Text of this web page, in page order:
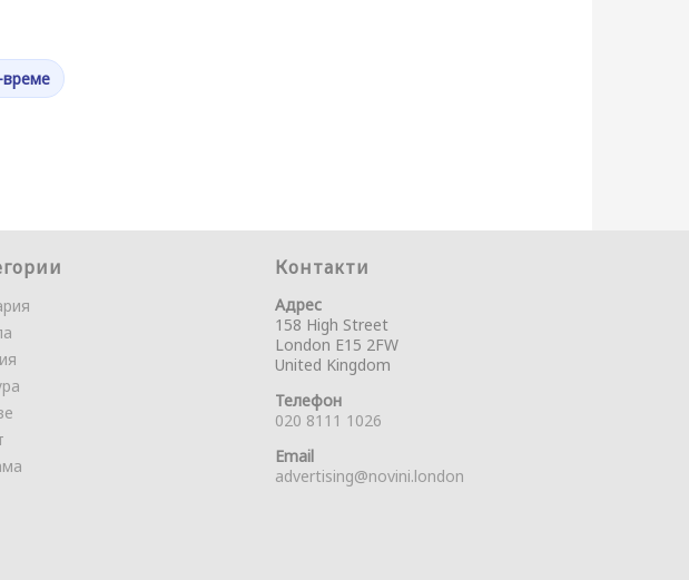
Контакти
Адрес
158 High Street
London E15 2FW
United Kingdom
Телефон
020 8111 1026
Email
advertising@novini.london